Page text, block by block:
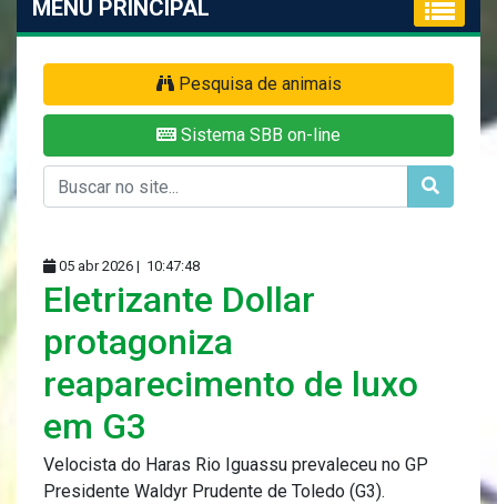
MENU PRINCIPAL
Pesquisa de animais
Sistema SBB on-line
05 abr 2026 | 10:47:48
Eletrizante Dollar
protagoniza
reaparecimento de luxo
em G3
Velocista do Haras Rio Iguassu prevaleceu no GP
Presidente Waldyr Prudente de Toledo (G3).